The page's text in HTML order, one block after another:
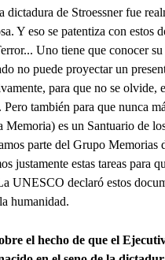
dictadura de Stroessner fue
Y eso se patentiza con estos
Uno tiene que conocer
no puede proyectar un
para que no se olvide,
Pero también para que nunca
Memoria) es un Santuario de
parte del Grupo Memorias
justamente estas tareas para
UNESCO declaró estos
humanidad.
el hecho de que el